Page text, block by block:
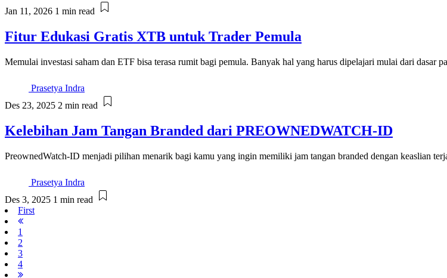
Jan 11, 2026 1 min read
Fitur Edukasi Gratis XTB untuk Trader Pemula
Memulai investasi saham dan ETF bisa terasa rumit bagi pemula. Banyak hal yang harus dipelajari mulai dari dasar
Prasetya Indra
Des 23, 2025 2 min read
Kelebihan Jam Tangan Branded dari PREOWNEDWATCH-ID
PreownedWatch-ID menjadi pilihan menarik bagi kamu yang ingin memiliki jam tangan branded dengan keaslian
Prasetya Indra
Des 3, 2025 1 min read
First
1
2
3
4